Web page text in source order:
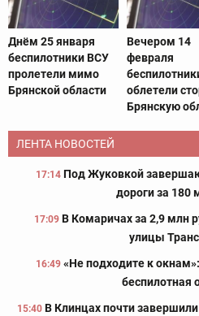
Днём 25 января
беспилотники ВСУ
пролетели мимо
Брянской области
Вечером 14
февраля
облетели
Брянскую
ЛЕНТА НОВОСТЕЙ
17:14 Под Жуковкой
дороги за 180
17:09 В Комаричах за 2,9 млн
улицы
16:49 «Не подходите к
беспилотная
15:40 В Клинцах почти